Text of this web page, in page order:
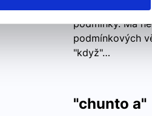
Použití spojky
podmínky. Má
podmínkových
"když"…
"chunto a"